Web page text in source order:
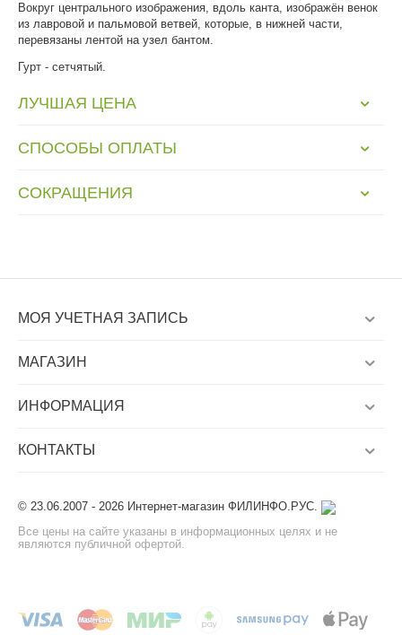
Вокруг центрального изображения, вдоль канта, изображён венок
из лавровой и пальмовой ветвей, которые, в нижней части,
перевязаны лентой на узел бантом.
Гурт - сетчятый.
ЛУЧШАЯ ЦЕНА
СПОСОБЫ ОПЛАТЫ
СОКРАЩЕНИЯ
МОЯ УЧЕТНАЯ ЗАПИСЬ
МАГАЗИН
ИНФОРМАЦИЯ
КОНТАКТЫ
© 23.06.2007 - 2026 Интернет-магазин ФИЛИНФО.РУС.
Все цены на сайте указаны в информационных целях и не
являются публичной офертой.